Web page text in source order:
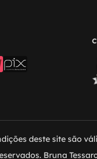
deste site são
Bruna